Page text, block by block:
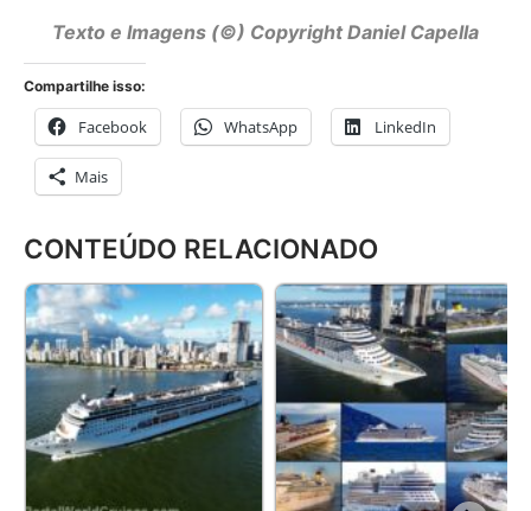
Texto e Imagens (©) Copyright Daniel Capella
Compartilhe isso:
Facebook WhatsApp LinkedIn
Mais
CONTEÚDO RELACIONADO